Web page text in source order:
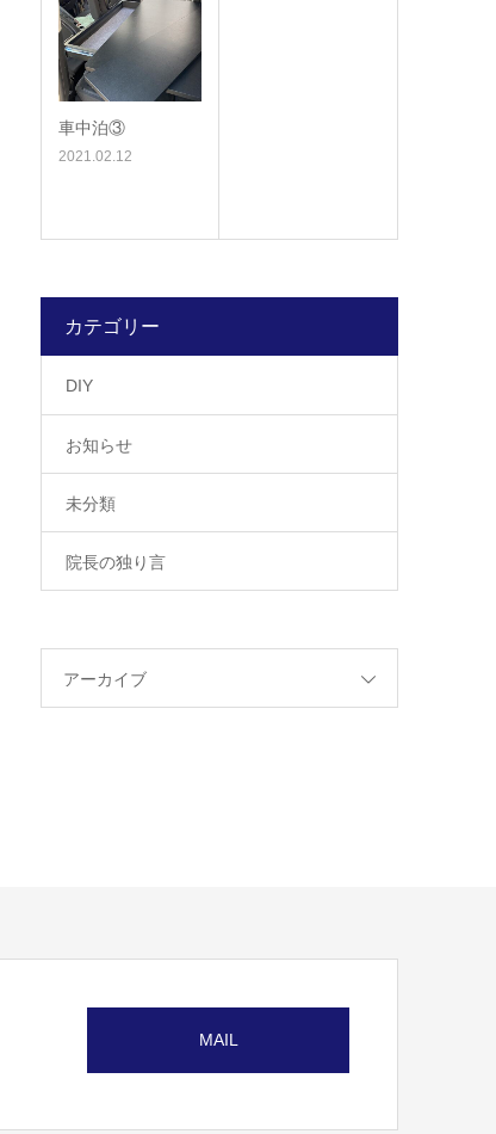
車中泊③
2021.02.12
カテゴリー
DIY
お知らせ
未分類
院長の独り言
アーカイブ
MAIL